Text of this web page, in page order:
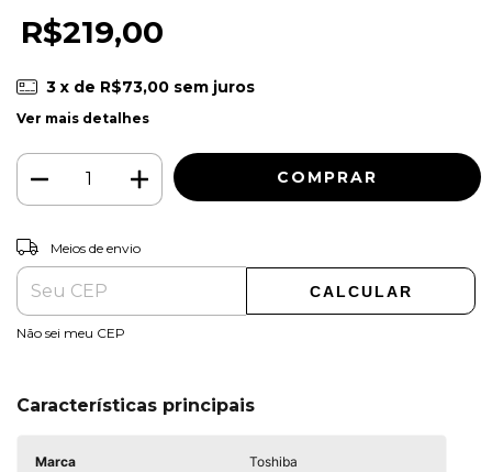
R$219,00
3 x de R$73,00 sem juros
Ver mais detalhes
Entregas para o CEP:
Meios de envio
CALCULAR
Não sei meu CEP
Características principais
Marca Toshiba